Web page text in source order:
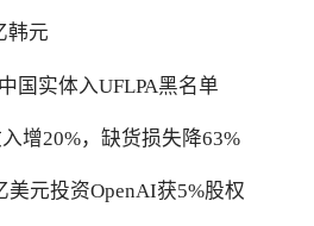
韩元
国实体入UFLPA黑名单
增20%，缺货损失降63%
美元投资OpenAI获5%股权